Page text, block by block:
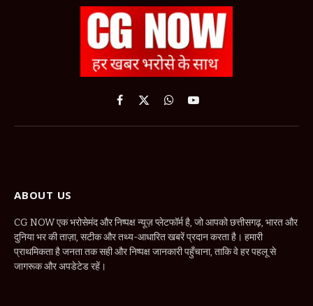
Facebook
X
WhatsApp
YouTube
ABOUT US
CG NOW एक भरोसेमंद और निष्पक्ष न्यूज़ प्लेटफॉर्म है, जो आपको छत्तीसगढ़, भारत और
दुनिया भर की ताज़ा, सटीक और तथ्य-आधारित खबरें प्रदान करता है। हमारी
प्राथमिकता है जनता तक सही और निष्पक्ष जानकारी पहुँचाना, ताकि वे हर पहलू से
जागरूक और अपडेटेड रहें।